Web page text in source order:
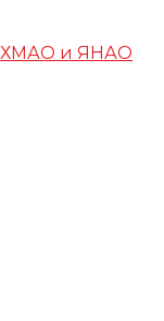
ХМАО и ЯНАО